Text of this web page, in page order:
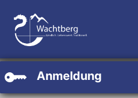
Anmeldung